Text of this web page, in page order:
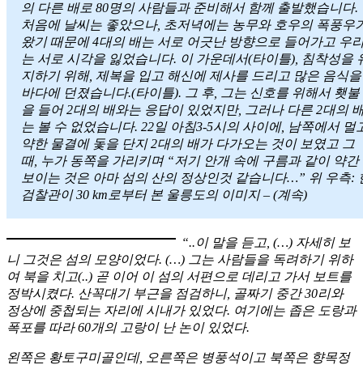
의 다른 배로 80명의 사람들과 준비해서 함께 출발했습니다.
처음에 날씨는 좋았으나, 초저녁에는 농무와 호우의 폭풍우
왔기 때문에 4대의 배는 서로 어긋난 방향으로 들어가고 우
는 서로 시각을 잃었습니다. 이 가운데서(타이틀), 침착성을
지하기 위해, 제복을 입고 해신에 제사를 드리고 많은 음식을
바다에 던졌습니다.(타이틀). 그 후, 그는 신호를 위해서 횃불
을 들어 2대의 배와는 응답이 있었지만, 그러나 다른 2대의
는 볼 수 없었습니다. 22일 아침3-5시의 사이에, 남쪽에서 멀
약한 물결에 돛을 단지 2대의 배가 다가오는 것이 보였고 그
때, 누가 동쪽을 가리키며 “저기 안개 속에 구름과 같이 약간
보이는 것은 아마 섬의 산의 정상인것 같습니다…” 위 우측:
검찰관이 30 km로부터 본 울릉도의 이미지 – (계속)
“..이 말을 듣고, (…) 자세히 보
니 그것은 섬의 모양이었다. (…) 그는 사람들을 독려하기 위하
여 북을 치고(..) 곧 이어 이 섬의 서편으로 데리고 가서 보트를
정박시켰다. 산꼭대기 부근을 점검하니, 골짜기 중간 30리와
정상에 중첩되는 자리에 시내가 있었다. 여기에는 좁은 도랑과
폭포를 따라 60개의 고랑이 난 논이 있었다.
왼쪽은 황토구미골인데, 오른쪽은 병풍석이고 북쪽은 향목정